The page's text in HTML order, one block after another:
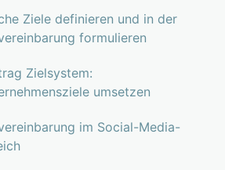
Ziele definieren und in der
formulieren
Zielsystem:
umsetzen
im Social-Media-